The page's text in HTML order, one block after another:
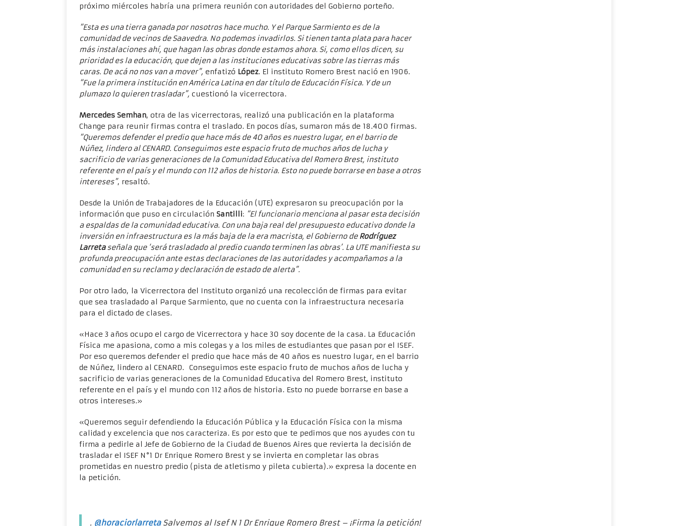
próximo miércoles habría una primera reunión con autoridades del Gobierno porteño.
“Esta es una tierra ganada por nosotros hace mucho. Y el Parque Sarmiento es de la
comunidad de vecinos de Saavedra. No podemos invadirlos. Si tienen tanta plata para hacer
más instalaciones ahí, que hagan las obras donde estamos ahora. Si, como ellos dicen, su
prioridad es la educación, que dejen a las instituciones educativas sobre las tierras más
caras. De acá no nos van a mover”, enfatizó López. El instituto Romero Brest nació en 1906.
“Fue la primera institución en América Latina en dar título de Educación Física. Y de un
plumazo lo quieren trasladar”, cuestionó la vicerrectora.
Mercedes Semhan, otra de las vicerrectoras, realizó una publicación en la plataforma
Change para reunir firmas contra el traslado. En pocos días, sumaron más de 18.400 firmas.
“Queremos defender el predio que hace más de 40 años es nuestro lugar, en el barrio de
Núñez, lindero al CENARD. Conseguimos este espacio fruto de muchos años de lucha y
sacrificio de varias generaciones de la Comunidad Educativa del Romero Brest, instituto
referente en el país y el mundo con 112 años de historia. Esto no puede borrarse en base a otros
intereses”, resaltó.
Desde la Unión de Trabajadores de la Educación (UTE) expresaron su preocupación por la
información que puso en circulación Santilli: “El funcionario menciona al pasar esta decisión
a espaldas de la comunidad educativa. Con una baja real del presupuesto educativo donde la
inversión en infraestructura es la más baja de la era macrista, el Gobierno deRodríguez
Larretaseñala que ‘será trasladado al predio cuando terminen las obras’. La UTE manifiesta su
profunda preocupación ante estas declaraciones de las autoridades y acompañamos a la
comunidad en su reclamo y declaración de estado de alerta”.
Por otro lado, la Vicerrectora del Instituto organizó una recolección de firmas para evitar
que sea trasladado al Parque Sarmiento, que no cuenta con la infraestructura necesaria
para el dictado de clases.
«Hace 3 años ocupo el cargo de Vicerrectora y hace 30 soy docente de la casa. La Educación
Física me apasiona, como a mis colegas y a los miles de estudiantes que pasan por el ISEF.
Por eso queremos defender el predio que hace más de 40 años es nuestro lugar, en el barrio
de Núñez, lindero al CENARD. Conseguimos este espacio fruto de muchos años de lucha y
sacrificio de varias generaciones de la Comunidad Educativa del Romero Brest, instituto
referente en el país y el mundo con 112 años de historia. Esto no puede borrarse en base a
otros intereses.»
«Queremos seguir defendiendo la Educación Pública y la Educación Física con la misma
calidad y excelencia que nos caracteriza. Es por esto que te pedimos que nos ayudes con tu
firma a pedirle al Jefe de Gobierno de la Ciudad de Buenos Aires que revierta la decisión de
trasladar el ISEF N°1 Dr Enrique Romero Brest y se invierta en completar las obras
prometidas en nuestro predio (pista de atletismo y pileta cubierta).» expresa la docente en
la petición.
. @horaciorlarretaSalvemos al Isef N 1 Dr Enrique Romero Brest – ¡Firma la petición!